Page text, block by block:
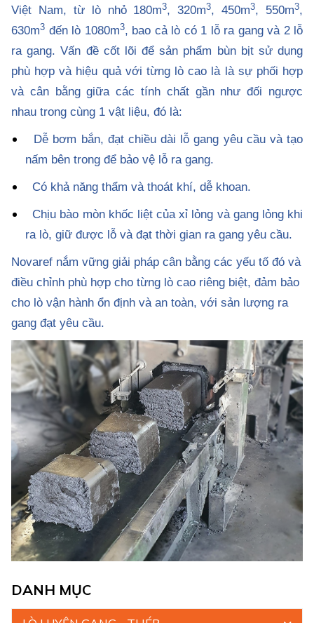
DANH MỤC
Việt Nam, từ lò nhỏ 180m3, 320m3, 450m3, 550m3,
630m3 đến lò 1080m3, bao cả lò có 1 lỗ ra gang và 2 lỗ
ra gang. Vấn đề cốt lõi để sản phẩm bùn bịt sử dụng
phù hợp và hiệu quả với từng lò cao là là sự phối hợp
và cân bằng giữa các tính chất gần như đối ngược
nhau trong cùng 1 vật liệu, đó là:
Dễ bơm bắn, đạt chiều dài lỗ gang yêu cầu và tạo
nấm bên trong để bảo vệ lỗ ra gang.
Có khả năng thẩm và thoát khí, dễ khoan.
Chịu bào mòn khốc liệt của xỉ lỏng và gang lỏng khi
ra lò, giữ được lỗ và đạt thời gian ra gang yêu cầu.
Novaref nắm vững giải pháp cân bằng các yếu tố đó và
điều chỉnh phù hợp cho từng lò cao riêng biệt, đảm bảo
cho lò vận hành ổn định và an toàn, với sản lượng ra
gang đạt yêu cầu.